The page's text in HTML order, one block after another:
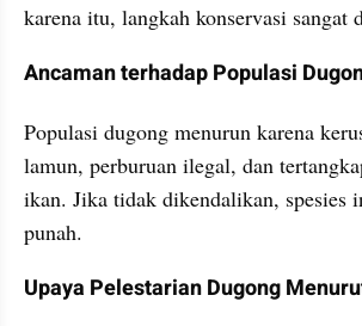
karena itu, langkah konservasi sangat
Ancaman terhadap Populasi
Populasi dugong menurun karena
lamun, perburuan ilegal, dan
ikan. Jika tidak dikendalikan, spesies
punah.
Upaya Pelestarian Dugong